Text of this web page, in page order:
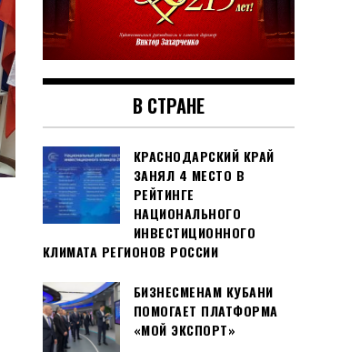
В СТРАНЕ
КРАСНОДАРСКИЙ КРАЙ
ЗАНЯЛ 4 МЕСТО В
РЕЙТИНГЕ
НАЦИОНАЛЬНОГО
ИНВЕСТИЦИОННОГО
КЛИМАТА РЕГИОНОВ РОССИИ
БИЗНЕСМЕНАМ КУБАНИ
ПОМОГАЕТ ПЛАТФОРМА
«МОЙ ЭКСПОРТ»